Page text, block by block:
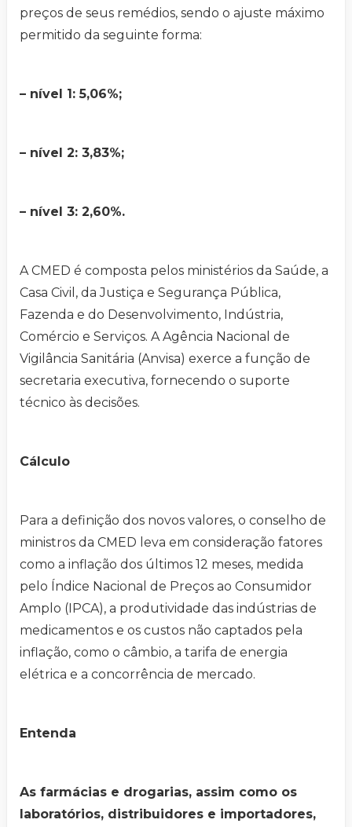
preços de seus remédios, sendo o ajuste máximo
permitido da seguinte forma:
– nível 1: 5,06%;
– nível 2: 3,83%;
– nível 3: 2,60%.
A CMED é composta pelos ministérios da Saúde, a
Casa Civil, da Justiça e Segurança Pública,
Fazenda e do Desenvolvimento, Indústria,
Comércio e Serviços. A Agência Nacional de
Vigilância Sanitária (Anvisa) exerce a função de
secretaria executiva, fornecendo o suporte
técnico às decisões.
Cálculo
Para a definição dos novos valores, o conselho de
ministros da CMED leva em consideração fatores
como a inflação dos últimos 12 meses, medida
pelo Índice Nacional de Preços ao Consumidor
Amplo (IPCA), a produtividade das indústrias de
medicamentos e os custos não captados pela
inflação, como o câmbio, a tarifa de energia
elétrica e a concorrência de mercado.
Entenda
As farmácias e drogarias, assim como os
laboratórios, distribuidores e importadores,